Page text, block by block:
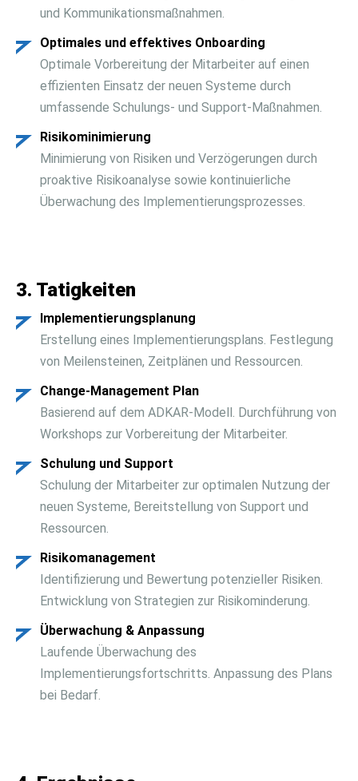
und Kommunikationsmaßnahmen.
Optimales und effektives Onboarding
Optimale Vorbereitung der Mitarbeiter auf einen
effizienten Einsatz der neuen Systeme durch
umfassende Schulungs- und Support-Maßnahmen.
Risikominimierung
Minimierung von Risiken und Verzögerungen durch
proaktive Risikoanalyse sowie kontinuierliche
Überwachung des Implementierungsprozesses.
3. Tatigkeiten
Implementierungsplanung
Erstellung eines Implementierungsplans. Festlegung
von Meilensteinen, Zeitplänen und Ressourcen.
Change-Management Plan
Basierend auf dem ADKAR-Modell. Durchführung von
Workshops zur Vorbereitung der Mitarbeiter.
Schulung und Support
Schulung der Mitarbeiter zur optimalen Nutzung der
neuen Systeme, Bereitstellung von Support und
Ressourcen.
Risikomanagement
Identifizierung und Bewertung potenzieller Risiken.
Entwicklung von Strategien zur Risikominderung.
Überwachung & Anpassung
Laufende Überwachung des
Implementierungsfortschritts. Anpassung des Plans
bei Bedarf.